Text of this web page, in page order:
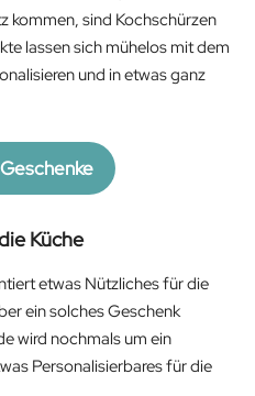
kommen, sind Kochschürzen
lassen sich mühelos mit dem
und in etwas ganz
Küche
etwas Nützliches für die
ein solches Geschenk
wird nochmals um ein
Personalisierbares für die